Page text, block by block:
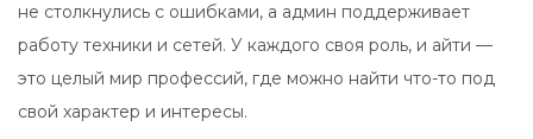
не столкнулись с ошибками, а админ поддерживает
работу техники и сетей. У каждого своя роль, и айти —
это целый мир профессий, где можно найти что-то под
свой характер и интересы.